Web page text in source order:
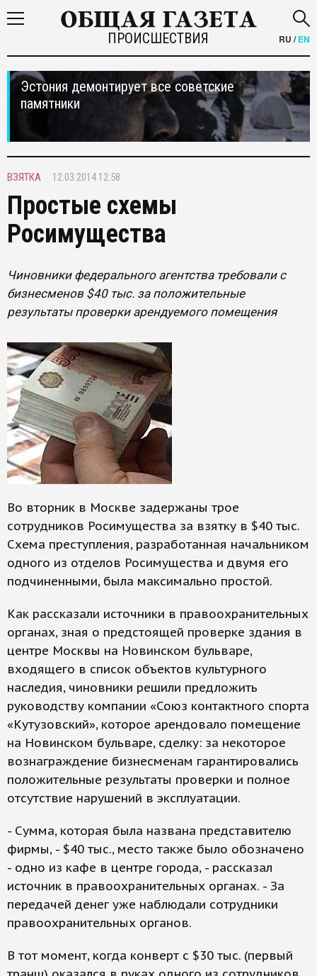
ПРОИСШЕСТВИЯ RU /EN
Эстония демонтирует все советские
памятники
ВЗЯТКА 12.03.2014 12:58
Простые схемы
Росимущества
Чиновники федерального агентства требовали с
бизнесменов $40 тыс. за положительные
результаты проверки арендуемого помещения
Во вторник в Москве задержаны трое
сотрудников Росимущества за взятку в $40 тыс.
Схема преступления, разработанная начальником
одного из отделов Росимущества и двумя его
подчиненными, была максимально простой.
Как рассказали источники в правоохранительных
органах, зная о предстоящей проверке здания в
центре Москвы на Новинском бульваре,
входящего в список объектов культурного
наследия, чиновники решили предложить
руководству компании «Союз контактного спорта
«Кутузовский», которое арендовало помещение
на Новинском бульваре, сделку: за некоторое
вознаграждение бизнесменам гарантировались
положительные результаты проверки и полное
отсутствие нарушений в эксплуатации.
- Сумма, которая была названа представителю
фирмы, - $40 тыс., место также было обозначено
- одно из кафе в центре города, - рассказал
источник в правоохранительных органах. - За
передачей денег уже наблюдали сотрудники
правоохранительных органов.
В тот момент, когда конверт с $30 тыс. (первый